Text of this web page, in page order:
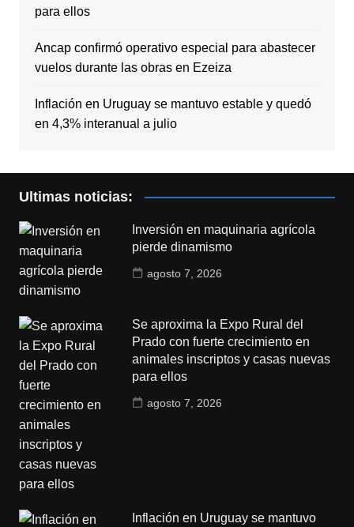
para ellos
Ancap confirmó operativo especial para abastecer
vuelos durante las obras en Ezeiza
Inflación en Uruguay se mantuvo estable y quedó
en 4,3% interanual a julio
Ultimas noticias:
Inversión en maquinaria agrícola
pierde dinamismo
agosto 7, 2026
Se aproxima la Expo Rural del
Prado con fuerte crecimiento en
animales inscriptos y casas nuevas
para ellos
agosto 7, 2026
Inflación en Uruguay se mantuvo